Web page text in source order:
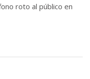
roto al público en